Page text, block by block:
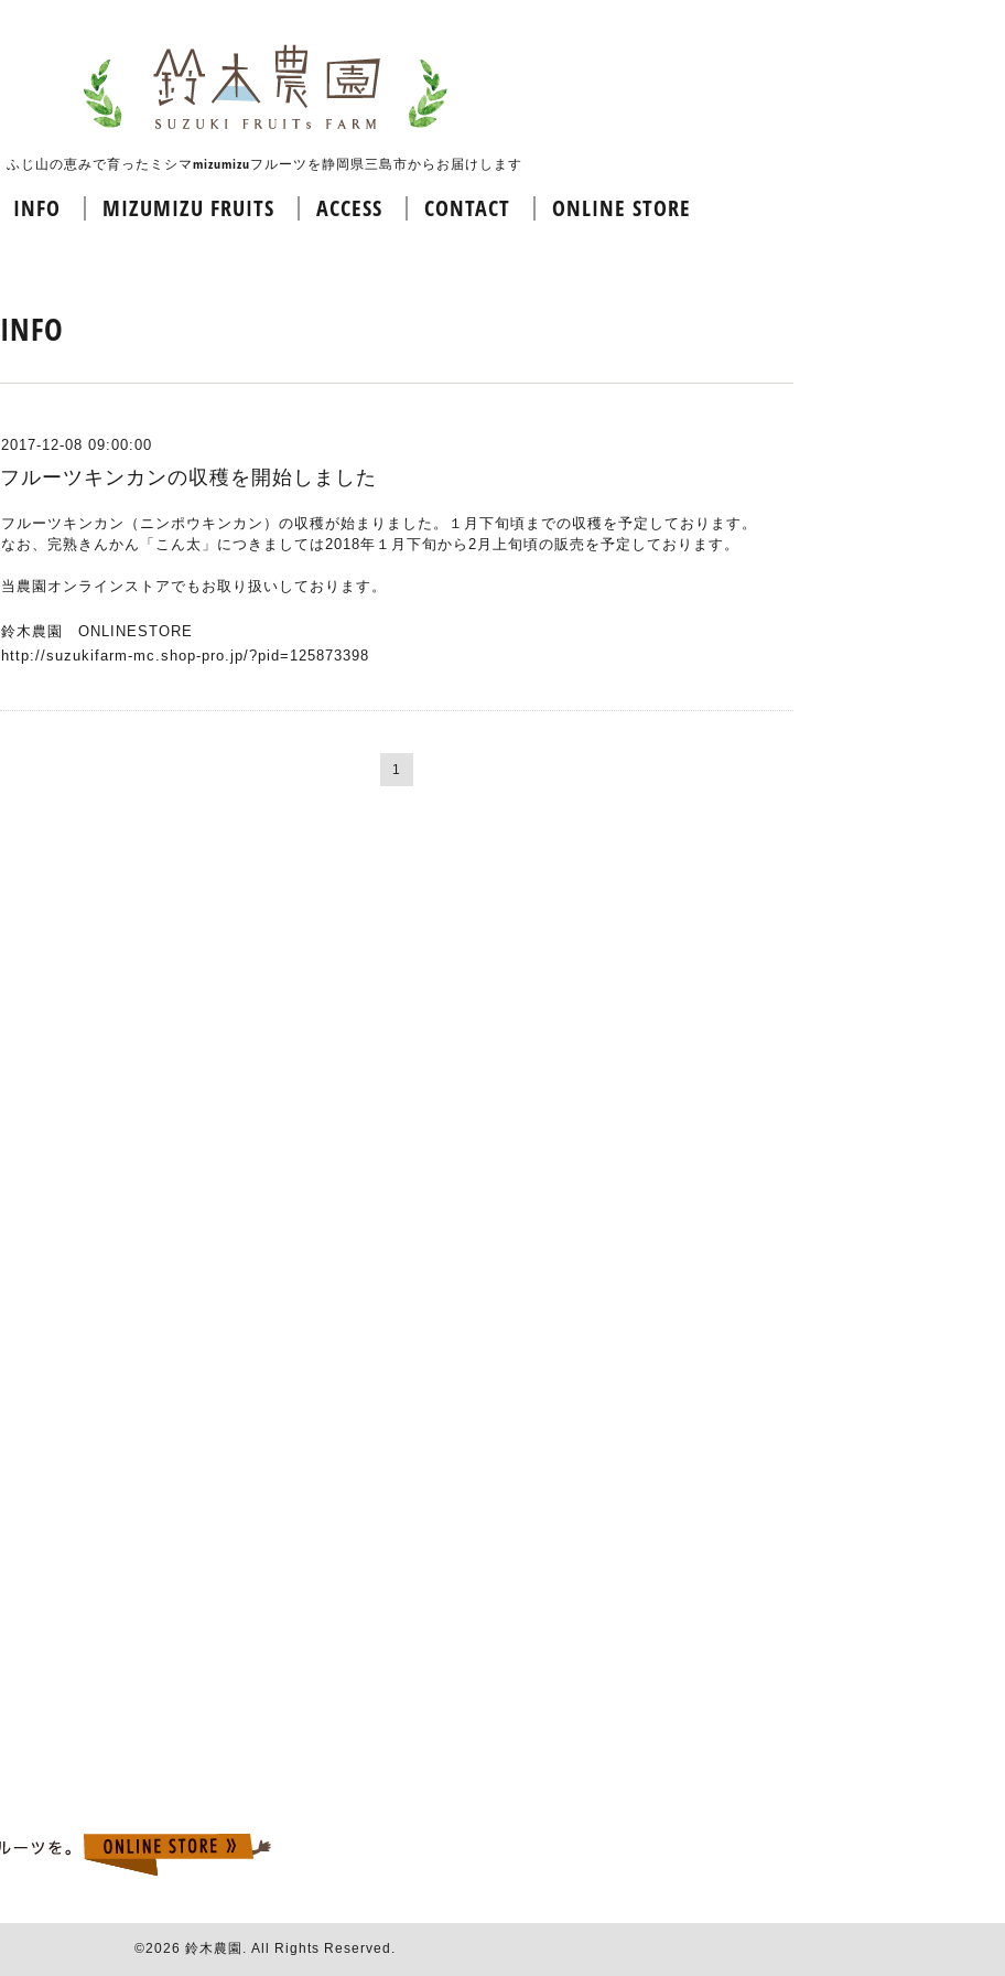
ふじ山の恵みで育ったミシマmizumizuフルーツを静岡県三島市からお届けします
INFO MIZUMIZU FRUITS ACCESS CONTACT ONLINE STORE
INFO
2017-12-08 09:00:00
フルーツキンカンの収穫を開始しました
フルーツキンカン（ニンポウキンカン）の収穫が始まりました。１月下旬頃までの収穫を予定しております。
なお、完熟きんかん「こん太」につきましては2018年１月下旬から2月上旬頃の販売を予定しております。
当農園オンラインストアでもお取り扱いしております。
鈴木農園 ONLINESTORE
http://suzukifarm-mc.shop-pro.jp/?pid=125873398
1
©2026 鈴木農園 . All Rights Reserved.